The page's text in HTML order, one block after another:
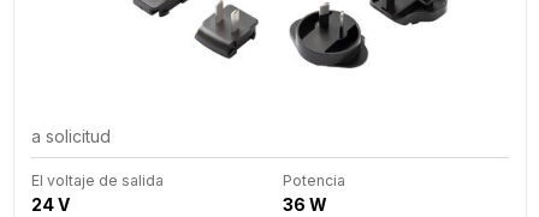
a solicitud
El voltaje de salida
24 V
Potencia
36 W